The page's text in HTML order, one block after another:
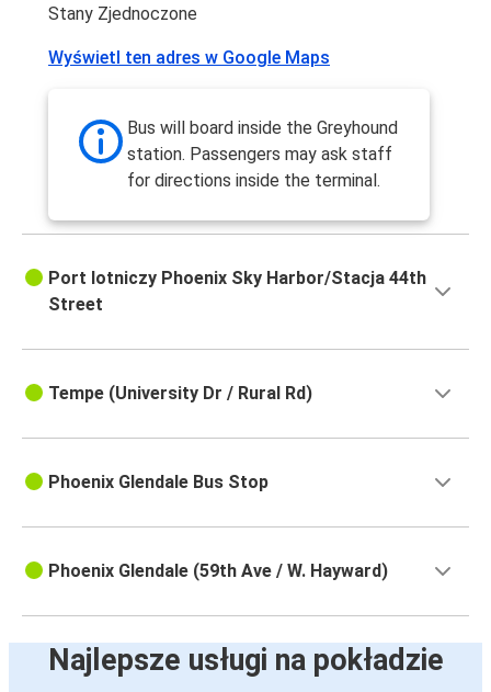
Stany Zjednoczone
Wyświetl ten adres w Google Maps
Bus will board inside the Greyhound
station. Passengers may ask staff
for directions inside the terminal.
Port lotniczy Phoenix Sky Harbor/Stacja 44th
Street
Tempe (University Dr / Rural Rd)
Phoenix Glendale Bus Stop
Phoenix Glendale (59th Ave / W. Hayward)
Najlepsze usługi na pokładzie